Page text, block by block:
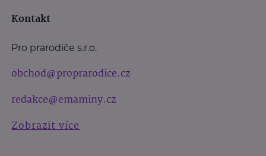
Kontakt
Pro prarodiče s.r.o.
obchod@proprarodice.cz
redakce@emaminy.cz
Zobrazit více